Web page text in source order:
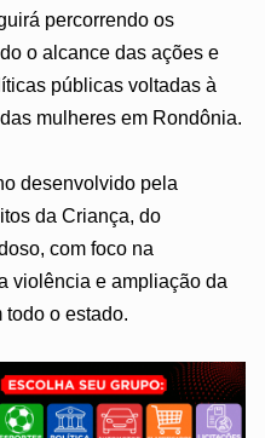
percorrendo os
o alcance das ações e
públicas voltadas à
mulheres em Rondônia.
desenvolvido pela
da Criança, do
com foco na
violência e ampliação da
todo o estado.